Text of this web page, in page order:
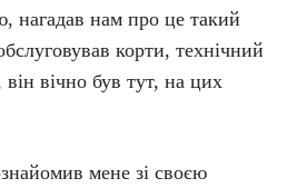
нагадав нам про це такий
корти, технічний
вічно був тут, на цих
мене зі своєю